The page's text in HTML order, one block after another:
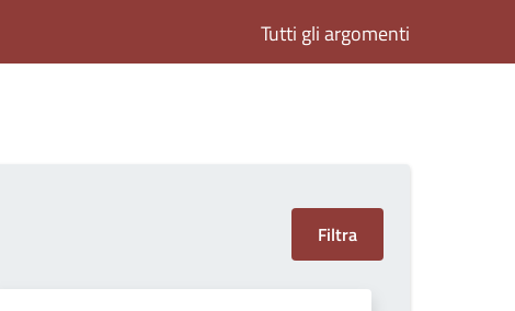
Tutti gli argomenti